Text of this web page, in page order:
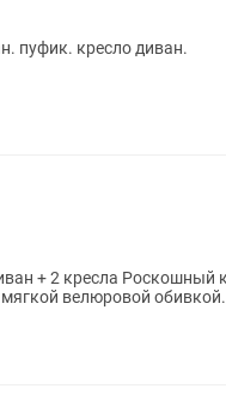
пуфик. кресло диван.
в классическом
мягкой велюровой